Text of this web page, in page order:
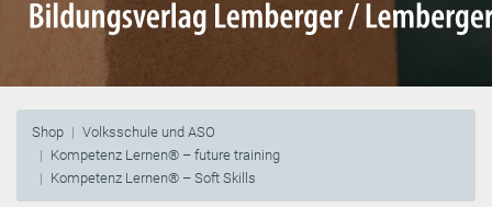
Shop
Volksschule und ASO
Kompetenz Lernen® – future training
Kompetenz Lernen® – Soft Skills